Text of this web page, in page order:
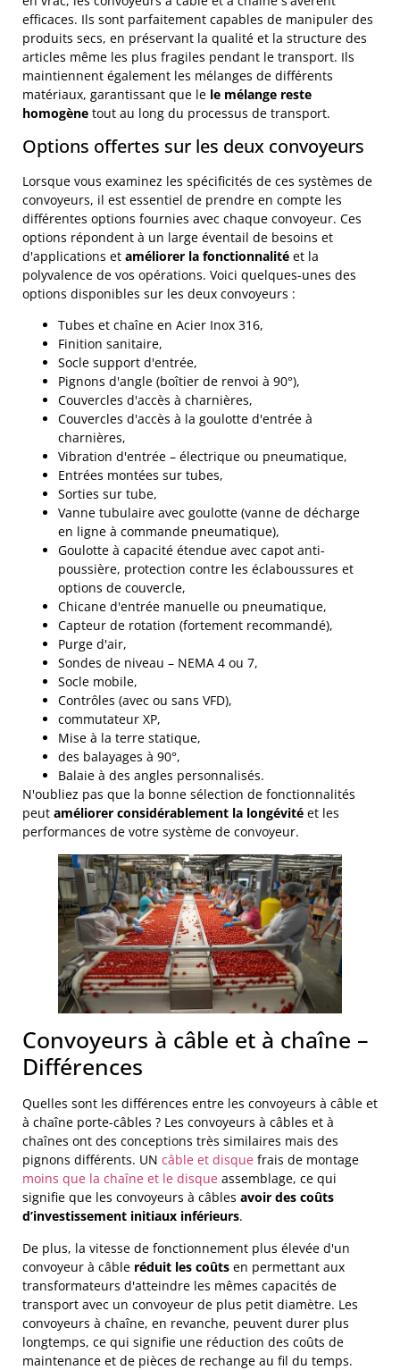
efficaces. Ils sont parfaitement capables de manipuler des
produits secs, en préservant la qualité et la structure des
articles même les plus fragiles pendant le transport. Ils
maintiennent également les mélanges de différents
matériaux, garantissant que le le mélange reste
homogène tout au long du processus de transport.
Options offertes sur les deux convoyeurs
Lorsque vous examinez les spécificités de ces systèmes de
convoyeurs, il est essentiel de prendre en compte les
différentes options fournies avec chaque convoyeur. Ces
options répondent à un large éventail de besoins et
d'applications et améliorer la fonctionnalité et la
polyvalence de vos opérations. Voici quelques-unes des
options disponibles sur les deux convoyeurs :
Tubes et chaîne en Acier Inox 316,
Finition sanitaire,
Socle support d'entrée,
Pignons d'angle (boîtier de renvoi à 90°),
Couvercles d'accès à charnières,
Couvercles d'accès à la goulotte d'entrée à
charnières,
Vibration d'entrée – électrique ou pneumatique,
Entrées montées sur tubes,
Sorties sur tube,
Vanne tubulaire avec goulotte (vanne de décharge
en ligne à commande pneumatique),
Goulotte à capacité étendue avec capot anti-
poussière, protection contre les éclaboussures et
options de couvercle,
Chicane d'entrée manuelle ou pneumatique,
Capteur de rotation (fortement recommandé),
Purge d'air,
Sondes de niveau – NEMA 4 ou 7,
Socle mobile,
Contrôles (avec ou sans VFD),
commutateur XP,
Mise à la terre statique,
des balayages à 90°,
Balaie à des angles personnalisés.
N'oubliez pas que la bonne sélection de fonctionnalités
peut améliorer considérablement la longévité et les
performances de votre système de convoyeur.
Convoyeurs à câble et à chaîne –
Différences
Quelles sont les différences entre les convoyeurs à câble et
à chaîne porte-câbles ? Les convoyeurs à câbles et à
chaînes ont des conceptions très similaires mais des
pignons différents. UN câble et disque frais de montage
moins que la chaîne et le disque assemblage, ce qui
signifie que les convoyeurs à câbles avoir des coûts
d’investissement initiaux inférieurs.
De plus, la vitesse de fonctionnement plus élevée d'un
convoyeur à câble réduit les coûts en permettant aux
transformateurs d'atteindre les mêmes capacités de
transport avec un convoyeur de plus petit diamètre. Les
convoyeurs à chaîne, en revanche, peuvent durer plus
longtemps, ce qui signifie une réduction des coûts de
maintenance et de pièces de rechange au fil du temps.